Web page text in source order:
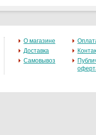
О магазине
Доставка
Самовывоз